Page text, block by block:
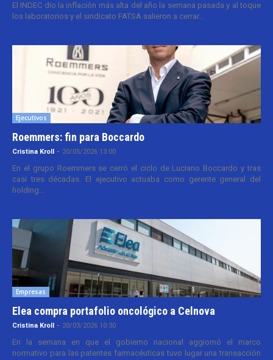
El INDEC dio la inflación más alta del año la semana pasada y al toque
los laboratorios y el sindicato FATSA salieron a cerrar...
Ejecutivos
Roemmers: fin para Boccardo
Cristina Kroll - 20/05/2026 13:00
En el grupo Roemmers se cerró el ciclo de Luciano Boccardo y tras
casi tres décadas. El ejecutivo actuaba como gerente general del
holding...
Empresas
Elea compra portafolio oncológico a Celnova
Cristina Kroll - 20/03/2026 10:30
En la semana en que el gobierno nacional aggiornó el marco
normativo para las patentes farmacéuticas tuvo lugar una transacción